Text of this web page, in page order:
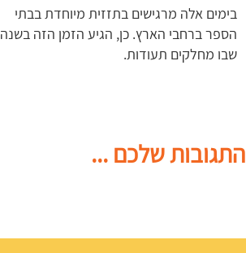
בימים אלה מרגישים בתזזית מיוחדת בבתי
הספר ברחבי הארץ. כן, הגיע הזמן הזה בשנה
שבו מחלקים תעודות.
התגובות שלכם ...